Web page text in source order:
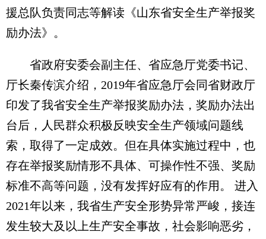
援总队负责同志等解读《山东省安全生产举报奖
励办法》。
省政府安委会副主任、省应急厅党委书记、
厅长秦传滨介绍，2019年省应急厅会同省财政厅
印发了我省安全生产举报奖励办法，奖励办法出
台后，人民群众积极反映安全生产领域问题线
索，取得了一定成效。但在具体实施过程中，也
存在举报奖励情形不具体、可操作性不强、奖励
标准不高等问题，没有发挥好应有的作用。 进入
2021年以来，我省生产安全形势异常严峻，接连
发生较大及以上生产安全事故，社会影响恶劣，